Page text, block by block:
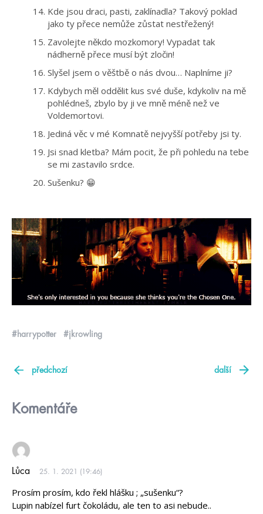
Kde jsou draci, pasti, zaklínadla? Takový poklad
jako ty přece nemůže zůstat nestřežený!
Zavolejte někdo mozkomory! Vypadat tak
nádherně přece musí být zločin!
Slyšel jsem o věštbě o nás dvou… Naplníme ji?
Kdybych měl oddělit kus své duše, kdykoliv na mě
pohlédneš, zbylo by ji ve mně méně než ve
Voldemortovi.
Jediná věc v mé Komnatě nejvyšší potřeby jsi ty.
Jsi snad kletba? Mám pocit, že při pohledu na tebe
se mi zastavilo srdce.
Sušenku? 😁
#harrypotter #jkrowling
předchozí další
Komentáře
Lůca 25. 1. 2021 (19:46)
Prosím prosím, kdo řekl hlášku ; „sušenku“?
Lupin nabízel furt čokoládu, ale ten to asi nebude..